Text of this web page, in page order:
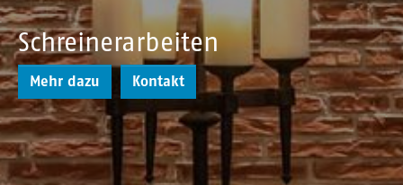
Schreinerarbeiten
Mehr dazu Kontakt